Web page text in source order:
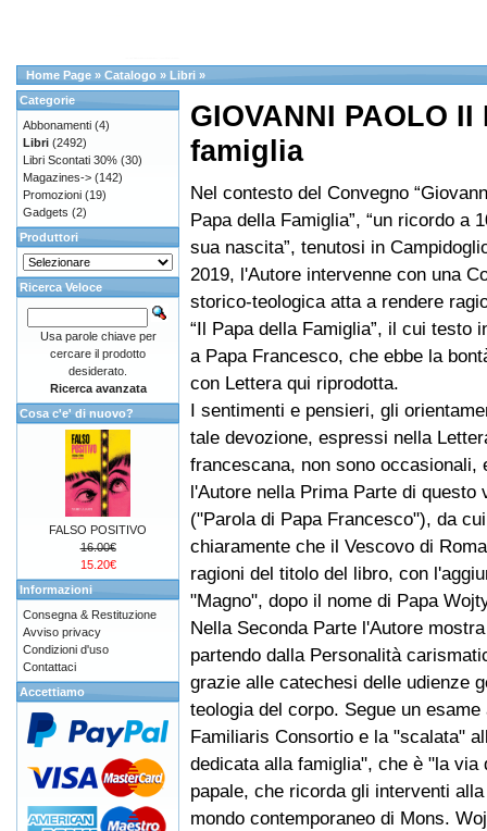
Home Page » Catalogo » Libri »
GIOVANNI PAOLO
famiglia
Nel contesto del Convegno
Papa della Famiglia”, “un ricordo a
sua nascita”, tenutosi in
2019, l'Autore intervenne con una
storico-teologica atta a rendere
“Il Papa della Famiglia”, il cui testo
a Papa Francesco, che ebbe la
con Lettera qui riprodotta.
I sentimenti e pensieri, gli
tale devozione, espressi nella
francescana, non sono occasionali,
l'Autore nella Prima Parte di questo
("Parola di Papa Francesco"), da
chiaramente che il Vescovo di
ragioni del titolo del libro, con
"Magno", dopo il nome di Papa
Nella Seconda Parte l'Autore
partendo dalla Personalità
grazie alle catechesi delle udienze
teologia del corpo. Segue un
Familiaris Consortio e la "scalata"
dedicata alla famiglia", che è "la
papale, che ricorda gli interventi
mondo contemporaneo di Mons.
Categorie
Abbonamenti (4)
Libri (2492)
Libri Scontati 30% (30)
Magazines-> (142)
Promozioni (19)
Gadgets (2)
Produttori
Ricerca Veloce
Usa parole chiave per
cercare il prodotto
desiderato.
Ricerca avanzata
Cosa c'e' di nuovo?
FALSO POSITIVO
16.00€
15.20€
Informazioni
Consegna & Restituzione
Avviso privacy
Condizioni d'uso
Contattaci
Accettiamo